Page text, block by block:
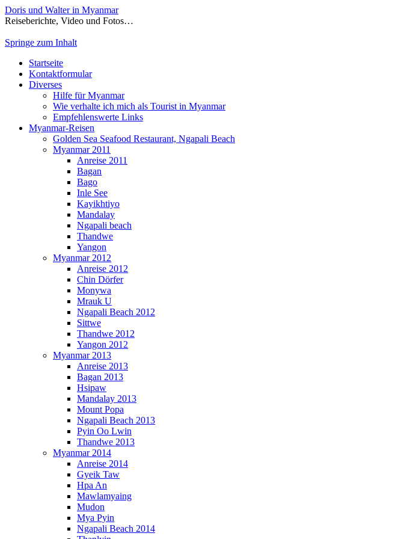
Doris und Walter in Myanmar
Reiseberichte, Video und Fotos…
Springe zum Inhalt
Startseite
Kontaktformular
Diverses
Hilfe für Myanmar
Wie verhalte ich mich als Tourist in Myanmar
Empfehlenswerte Links
Myanmar-Reisen
Golden Sea Seafood Restaurant, Ngapali Beach
Myanmar 2011
Anreise 2011
Bagan
Bago
Inle See
Kayikhtiyo
Mandalay
Ngapali beach
Thandwe
Yangon
Myanmar 2012
Anreise 2012
Chin Dörfer
Monywa
Mrauk U
Ngapali Beach 2012
Sittwe
Thandwe 2012
Yangon 2012
Myanmar 2013
Anreise 2013
Bagan 2013
Hsipaw
Mandalay 2013
Mount Popa
Ngapali Beach 2013
Pyin Oo Lwin
Thandwe 2013
Myanmar 2014
Anreise 2014
Gyeik Taw
Hpa An
Mawlamyaing
Mudon
Mya Pyin
Ngapali Beach 2014